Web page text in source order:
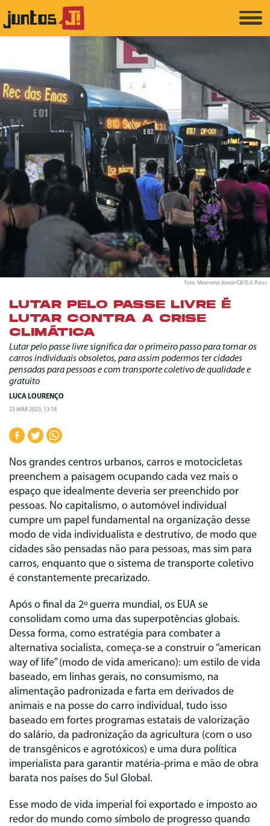
Foto: Minervino Júnior/CB/D.A Press
LUTAR PELO PASSE LIVRE É
LUTAR CONTRA A CRISE
CLIMÁTICA
Lutar pelo passe livre significa dar o primeiro passo para tornar os
carros individuais obsoletos, para assim podermos ter cidades
pensadas para pessoas e com transporte coletivo de qualidade e
gratuito
LUCA LOURENÇO
23 MAR 2023, 13:18
Nos grandes centros urbanos, carros e motocicletas
preenchem a paisagem ocupando cada vez mais o
espaço que idealmente deveria ser preenchido por
pessoas. No capitalismo, o automóvel individual
cumpre um papel fundamental na organização desse
modo de vida individualista e destrutivo, de modo que
cidades são pensadas não para pessoas, mas sim para
carros, enquanto que o sistema de transporte coletivo
é constantemente precarizado.
Após o final da 2º guerra mundial, os EUA se
consolidam como uma das superpotências globais.
Dessa forma, como estratégia para combater a
alternativa socialista, começa-se a construir o “american
way of life” (modo de vida americano): um estilo de vida
baseado, em linhas gerais, no consumismo, na
alimentação padronizada e farta em derivados de
animais e na posse do carro individual, tudo isso
baseado em fortes programas estatais de valorização
do salário, da padronização da agricultura (com o uso
de transgênicos e agrotóxicos) e uma dura política
imperialista para garantir matéria-prima e mão de obra
barata nos países do Sul Global.
Esse modo de vida imperial foi exportado e imposto ao
redor do mundo como símbolo de progresso quando